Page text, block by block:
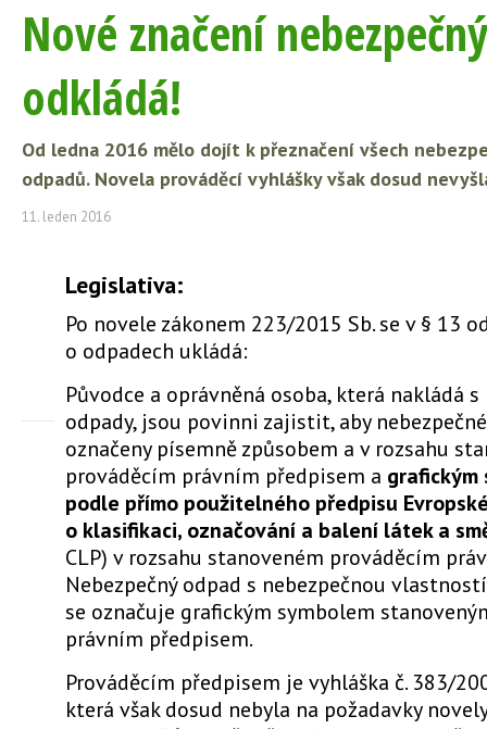
Nové značení
odkládá!
Od ledna 2016 mělo dojít k přeznačení všech
odpadů. Novela prováděcí vyhlášky však dosud
11. leden 2016
Legislativa:
Po novele zákonem 223/2015 Sb. se v § 13
o odpadech ukládá:
Původce a oprávněná osoba, která nakládá
odpady, jsou povinni zajistit, aby
označeny písemně způsobem a v rozsahu
prováděcím právním předpisem a grafickým
podle přímo použitelného předpisu
o klasifikaci, označování a balení látek a
CLP) v rozsahu stanoveném prováděcím
Nebezpečný odpad s nebezpečnou
se označuje grafickým symbolem
právním předpisem.
Prováděcím předpisem je vyhláška č. 383/
která však dosud nebyla na požadavky